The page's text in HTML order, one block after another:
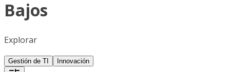
Bajos
Explorar
Gestión de TI Innovación